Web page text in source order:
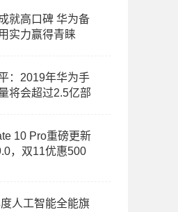
就高口碑 华为备
实力赢得青睐
：2019年华为手
将会超过2.5亿部
10 Pro重磅更新
，双11优惠500
人工智能全能旗